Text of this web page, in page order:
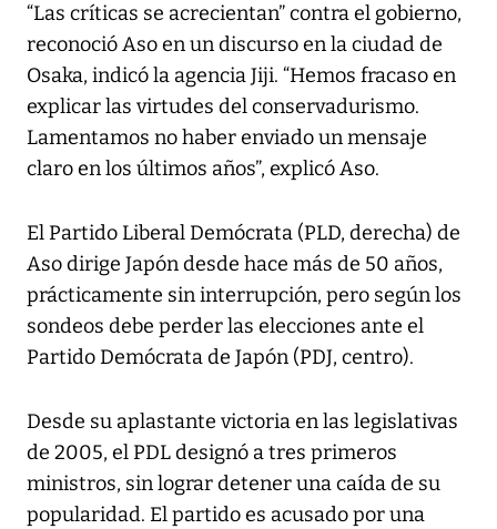
“Las críticas se acrecientan” contra el gobierno,
reconoció Aso en un discurso en la ciudad de
Osaka, indicó la agencia Jiji. “Hemos fracaso en
explicar las virtudes del conservadurismo.
Lamentamos no haber enviado un mensaje
claro en los últimos años”, explicó Aso.
El Partido Liberal Demócrata (PLD, derecha) de
Aso dirige Japón desde hace más de 50 años,
prácticamente sin interrupción, pero según los
sondeos debe perder las elecciones ante el
Partido Demócrata de Japón (PDJ, centro).
Desde su aplastante victoria en las legislativas
de 2005, el PDL designó a tres primeros
ministros, sin lograr detener una caída de su
popularidad. El partido es acusado por una